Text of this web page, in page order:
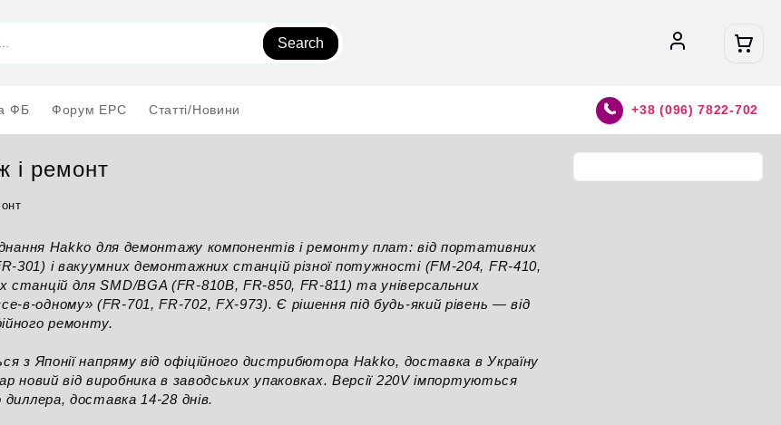
Search
ФБ Форум EPC Статті/Новини +38 (096) 7822-702
і ремонт
Hakko для демонтажу компонентів і ремонту плат: від портативних
301) і вакуумних демонтажних станцій різної потужності (FM-204, FR-410,
станцій для SMD/BGA (FR-810B, FR-850, FR-811) та універсальних
в-одному» (FR-701, FR-702, FX-973). Є рішення під будь-який рівень — від
ремонту.
з Японії напряму від офіційного дистрибютора Hakko, доставка в Україну
новий від виробника в заводських упаковках. Версії 220V імпортуються
диллера, доставка 14-28 днів.